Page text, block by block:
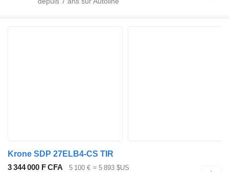
Krone SDP 27ELB4-CS TIR
3 344 000 F CFA
5 100 € ≈ 5 893 $US